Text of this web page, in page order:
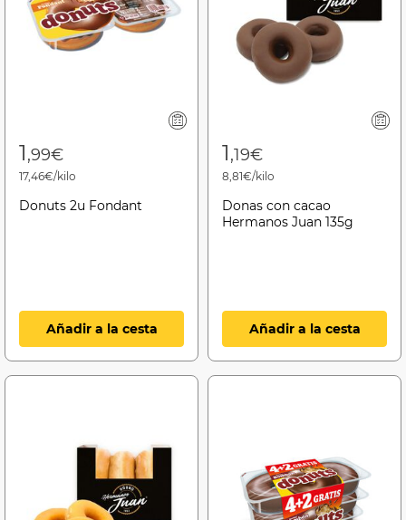
1,99€
17,46€/kilo
Donuts 2u Fondant
Añadir a la cesta
1,19€
8,81€/kilo
Donas con cacao
Hermanos Juan 135g
Añadir a la cesta